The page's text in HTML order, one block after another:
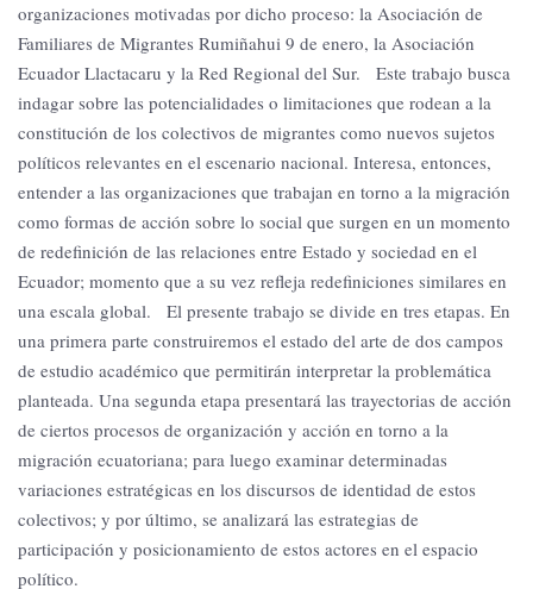
organizaciones motivadas por dicho proceso: la Asociación de
Familiares de Migrantes Rumiñahui 9 de enero, la Asociación
Ecuador Llactacaru y la Red Regional del Sur. Este trabajo busca
indagar sobre las potencialidades o limitaciones que rodean a la
constitución de los colectivos de migrantes como nuevos sujetos
políticos relevantes en el escenario nacional. Interesa, entonces,
entender a las organizaciones que trabajan en torno a la migración
como formas de acción sobre lo social que surgen en un momento
de redefinición de las relaciones entre Estado y sociedad en el
Ecuador; momento que a su vez refleja redefiniciones similares en
una escala global. El presente trabajo se divide en tres etapas. En
una primera parte construiremos el estado del arte de dos campos
de estudio académico que permitirán interpretar la problemática
planteada. Una segunda etapa presentará las trayectorias de acción
de ciertos procesos de organización y acción en torno a la
migración ecuatoriana; para luego examinar determinadas
variaciones estratégicas en los discursos de identidad de estos
colectivos; y por último, se analizará las estrategias de
participación y posicionamiento de estos actores en el espacio
político.